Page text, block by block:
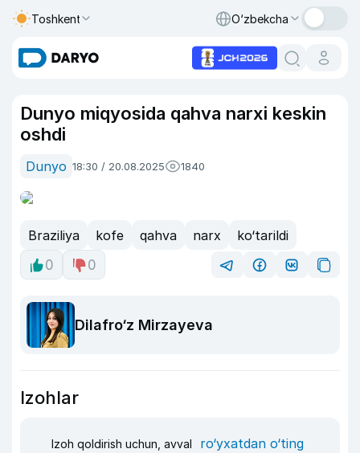
Toshkent O‘zbekcha
Dunyo miqyosida qahva narxi keskin
oshdi
Dunyo 18:30 / 20.08.2025 1840
Braziliya kofe qahva narx
ko‘tarildi
0
0
Dilafro‘z Mirzayeva
Izohlar
Izoh qoldirish uchun, avval ro‘yxatdan o‘ting